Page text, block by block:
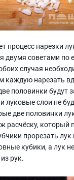
процесс нарезки
двумя советами по
случая
каждую нарезать
половинки будут
луковые слои не
две половинки
расчёску,
прорезать
кубики, а лук
рук.